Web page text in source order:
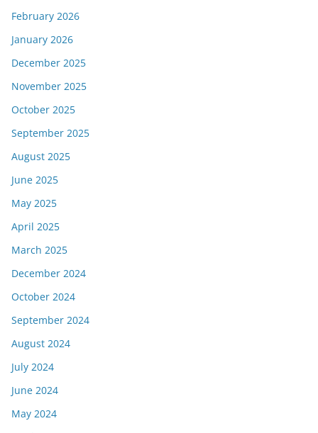
February 2026
January 2026
December 2025
November 2025
October 2025
September 2025
August 2025
June 2025
May 2025
April 2025
March 2025
December 2024
October 2024
September 2024
August 2024
July 2024
June 2024
May 2024